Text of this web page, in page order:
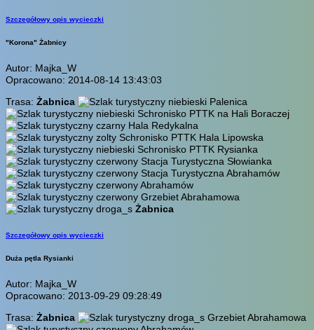
Szczegółowy opis wycieczki
"Korona" Żabnicy
Autor: Majka_W
Opracowano: 2014-08-14 13:43:03
Trasa: Żabnica
Palenica
Schronisko PTTK na Hali Boraczej
Hala Redykalna
Schronisko PTTK Hala Lipowska
Schronisko PTTK Rysianka
Stacja Turystyczna Słowianka
Stacja Turystyczna Abrahamów
Abrahamów
Grzebiet Abrahamowa
Żabnica
Szczegółowy opis wycieczki
Duża pętla Rysianki
Autor: Majka_W
Opracowano: 2013-09-29 09:28:49
Trasa: Żabnica
Grzebiet Abrahamowa